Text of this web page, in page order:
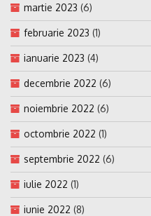
martie 2023 (6)
februarie 2023 (1)
ianuarie 2023 (4)
decembrie 2022 (6)
noiembrie 2022 (6)
octombrie 2022 (1)
septembrie 2022 (6)
iulie 2022 (1)
iunie 2022 (8)